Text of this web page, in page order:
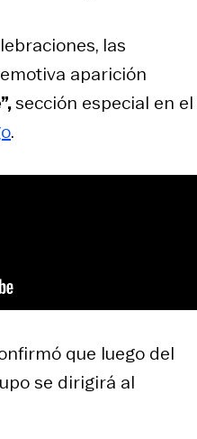
las
aparición
sección especial en el
.
que luego del
se dirigirá al